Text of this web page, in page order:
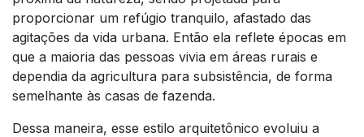
proporcionar um refúgio tranquilo, afastado das
agitações da vida urbana. Então ela reflete épocas em
que a maioria das pessoas vivia em áreas rurais e
dependia da agricultura para subsistência, de forma
semelhante às casas de fazenda.
Dessa maneira, esse estilo arquitetônico evoluiu a